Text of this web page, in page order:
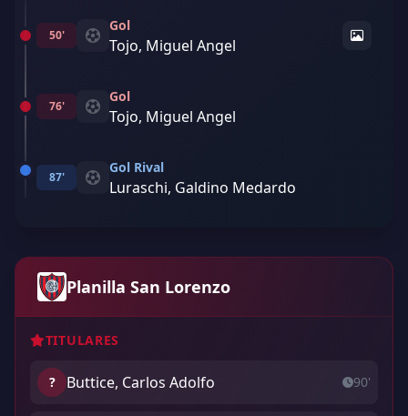
50'
Gol
Tojo, Miguel Angel
76'
Gol
Tojo, Miguel Angel
87'
Gol Rival
Luraschi, Galdino Medardo
Planilla San Lorenzo
TITULARES
? Buttice, Carlos Adolfo 90'